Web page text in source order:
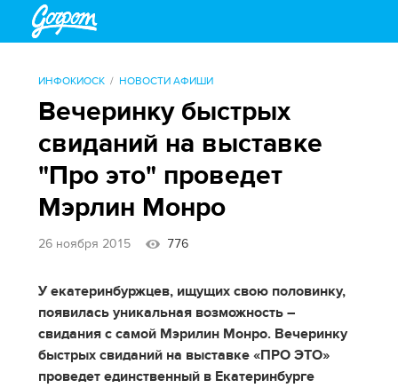
ИНФОКИОСК НОВОСТИ АФИШИ
Вечеринку быстрых
свиданий на выставке
"Про это" проведет
Мэрлин Монро
26 ноября 2015 776
У екатеринбуржцев, ищущих свою половинку,
появилась уникальная возможность –
свидания с самой Мэрилин Монро. Вечеринку
быстрых свиданий на выставке «ПРО ЭТО»
проведет единственный в Екатеринбурге